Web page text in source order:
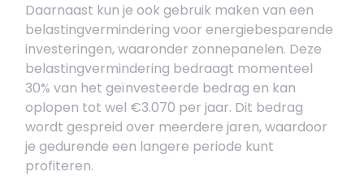
Daarnaast kun je ook gebruik maken van een
belastingvermindering voor energiebesparende
investeringen, waaronder zonnepanelen. Deze
belastingvermindering bedraagt momenteel
30% van het geïnvesteerde bedrag en kan
oplopen tot wel €3.070 per jaar. Dit bedrag
wordt gespreid over meerdere jaren, waardoor
je gedurende een langere periode kunt
profiteren.